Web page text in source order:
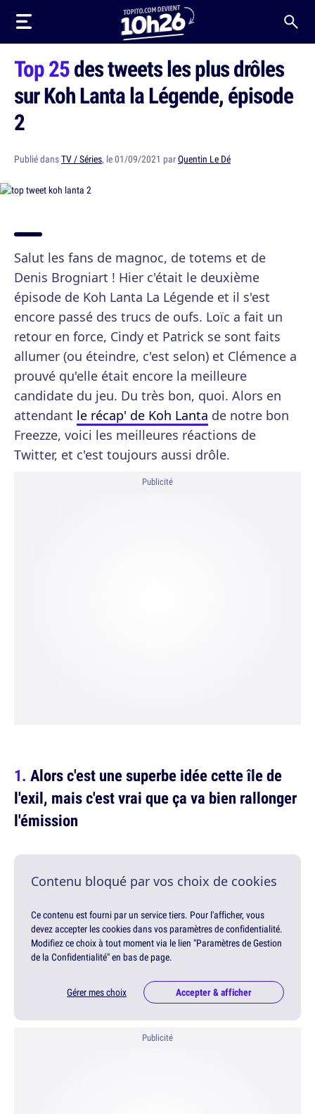
Top 25des tweets les plus drôles
sur Koh Lanta la Légende, épisode
2
Publié dansTV / Séries, le 01/09/2021 parQuentin Le Dé
Salut les fans de magnoc, de totems et de
Denis Brogniart ! Hier c'était le deuxième
épisode de Koh Lanta La Légende et il s'est
encore passé des trucs de oufs. Loïc a fait un
retour en force, Cindy et Patrick se sont faits
allumer (ou éteindre, c'est selon) et Clémence a
prouvé qu'elle était encore la meilleure
candidate du jeu. Du très bon, quoi. Alors en
attendant le récap' de Koh Lanta de notre bon
Freezze, voici les meilleures réactions de
Twitter, et c'est toujours aussi drôle.
Publicité
Alors c'est une superbe idée cette île de
l'exil, mais c'est vrai que ça va bien rallonger
l'émission
Contenu bloqué par vos choix de cookies
Ce contenu est fourni par un service tiers. Pour l'afficher, vous
devez accepter les cookies dans vos paramètres de confidentialité.
Modifiez ce choix à tout moment via le lien "Paramètres de Gestion
de la Confidentialité" en bas de page.
Gérer mes choix Accepter & afficher
Publicité